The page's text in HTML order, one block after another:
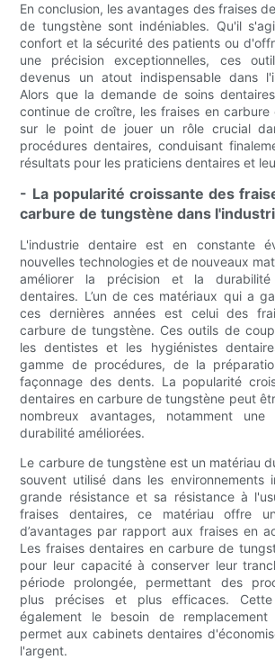
En conclusion, les avantages des fraises
de tungstène sont indéniables. Qu'il
confort et la sécurité des patients ou
une précision exceptionnelles, ces
devenus un atout indispensable dans
Alors que la demande de soins
continue de croître, les fraises en
sur le point de jouer un rôle crucial
procédures dentaires, conduisant
résultats pour les praticiens dentaires et
- La popularité croissante des
carbure de tungstène dans
L'industrie dentaire est en constante
nouvelles technologies et de nouveaux
améliorer la précision et la
dentaires. L’un de ces matériaux qui a
ces dernières années est celui des
carbure de tungstène. Ces outils de
les dentistes et les hygiénistes
gamme de procédures, de la
façonnage des dents. La popularité
dentaires en carbure de tungstène peut
nombreux avantages, notamment
durabilité améliorées.
Le carbure de tungstène est un matériau
souvent utilisé dans les environnements
grande résistance et sa résistance à
fraises dentaires, ce matériau offre
d’avantages par rapport aux fraises en
Les fraises dentaires en carbure de
pour leur capacité à conserver leur
période prolongée, permettant des
plus précises et plus efficaces.
également le besoin de
permet aux cabinets dentaires
l'argent.